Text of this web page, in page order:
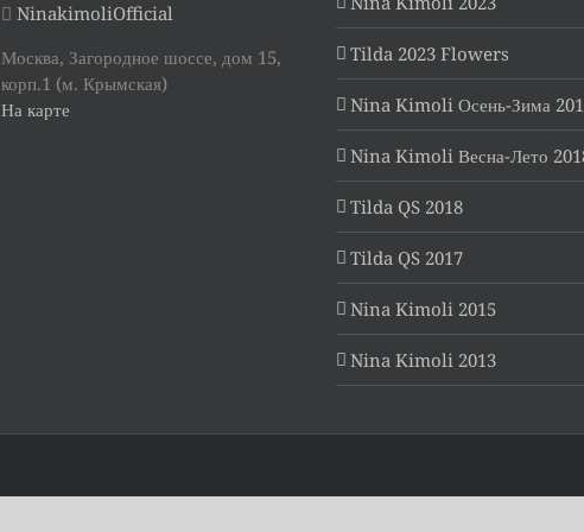
NinakimoliOfficial
Москва, Загородное шоссе, дом 15,
корп.1 (м. Крымская)
На карте
Tilda 2023 Flowers
Nina Kimoli Осень-Зима
Nina Kimoli Весна-Лето
Tilda QS 2018
Tilda QS 2017
Nina Kimoli 2015
Nina Kimoli 2013